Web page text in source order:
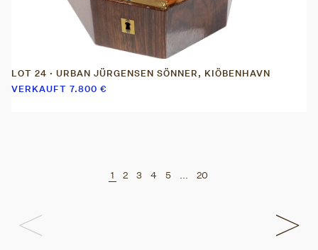
LOT 24 · URBAN JÜRGENSEN SÖNNER, KIÖBENHAVN
VERKAUFT 7.800 €
1 2 3 4 5 ... 20
< >